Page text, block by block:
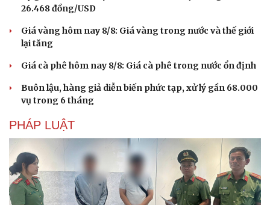
26.468 đồng/USD
Giá vàng hôm nay 8/8: Giá vàng trong nước và thế giới
lại tăng
Giá cà phê hôm nay 8/8: Giá cà phê trong nước ổn định
Buôn lậu, hàng giả diễn biến phức tạp, xử lý gần 68.000
vụ trong 6 tháng
PHÁP LUẬT